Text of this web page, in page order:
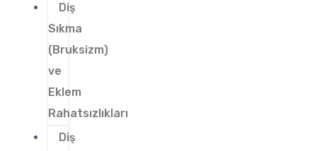
Diş
Sıkma
(Bruksizm)
ve
Eklem
Rahatsızlıkları
Diş